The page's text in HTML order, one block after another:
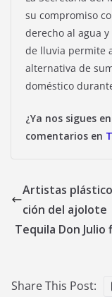
su compromiso
derecho al agua
de lluvia permite
alternativa de
doméstico
¿Ya nos sigues
comentarios en
Artistas
ción del ajolote
Tequila Don
Share This Post: